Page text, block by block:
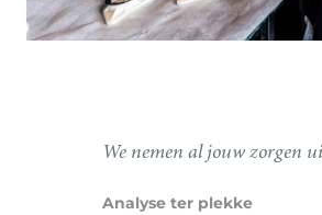
We nemen al jouw zorgen
Analyse ter plekke